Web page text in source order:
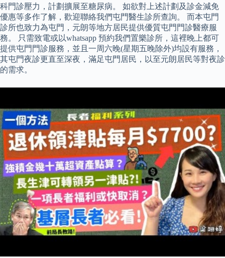
科門診壓力，計劃擴展至糖尿病。 如欲對上述計劃及診金減免
優惠等多作了解，歡迎聯絡我們屯門醫生診所查詢。 而本屯門
診所也致力為屯門，元朗等地方居民提供優質屯門門診醫療服
務。 只需致電或以whatsapp 預約我們置樂診所，這裡晚上都可
提供屯門門診服務，並且一周六晚(星期五晚除外)均設有服務，
其屯門夜診更直至深夜，滿足屯門居民，以至元朗居民等對夜診
的需求。